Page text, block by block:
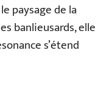
paysage de la
banlieusards, elle
s’étend